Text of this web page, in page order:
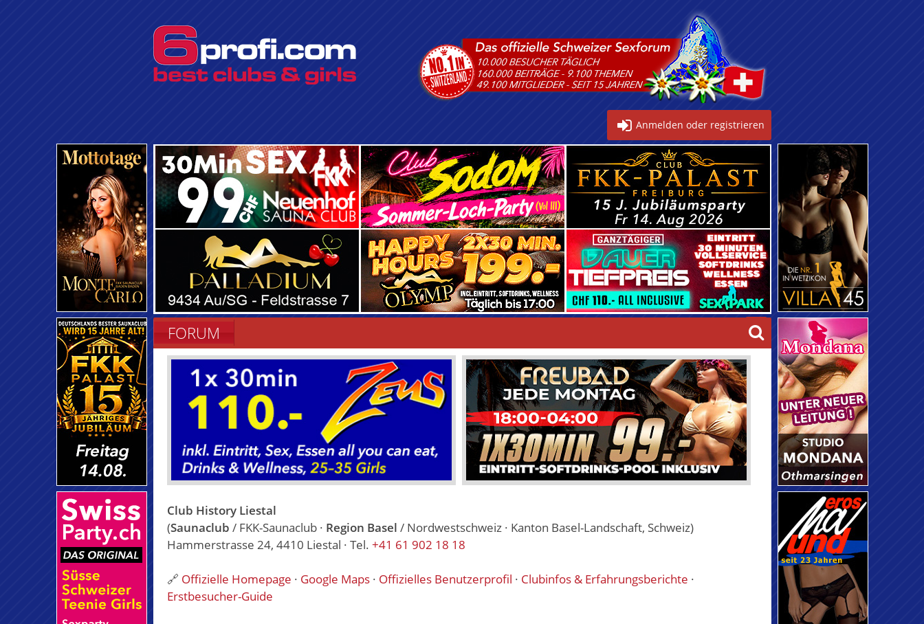
Anmelden oder registrieren
FORUM
Club History Liestal
(Saunaclub / FKK-Saunaclub · Region Basel / Nordwestschweiz · Kanton Basel-Landschaft, Schweiz)
Hammerstrasse 24, 4410 Liestal · Tel. +41 61 902 18 18
🔗 Offizielle Homepage · Google Maps· Offizielles Benutzerprofil · Clubinfos & Erfahrungsberichte ·
Erstbesucher-Guide